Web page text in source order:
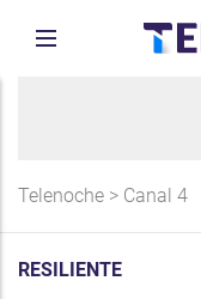
Telenoche > Canal 4
RESILIENTE